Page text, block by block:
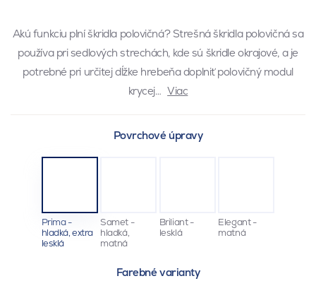
Akú funkciu plní škridla polovičná? Strešná škridla polovičná sa
používa pri sedlových strechách, kde sú škridle okrajové, a je
potrebné pri určitej dĺžke hrebeňa doplniť polovičný modul
krycej… Viac
Povrchové úpravy
Prima -
hladká, extra
lesklá
Samet -
hladká,
matná
Briliant -
lesklá
Elegant -
matná
Farebné varianty